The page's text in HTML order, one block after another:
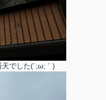
でした(´;ω;｀)